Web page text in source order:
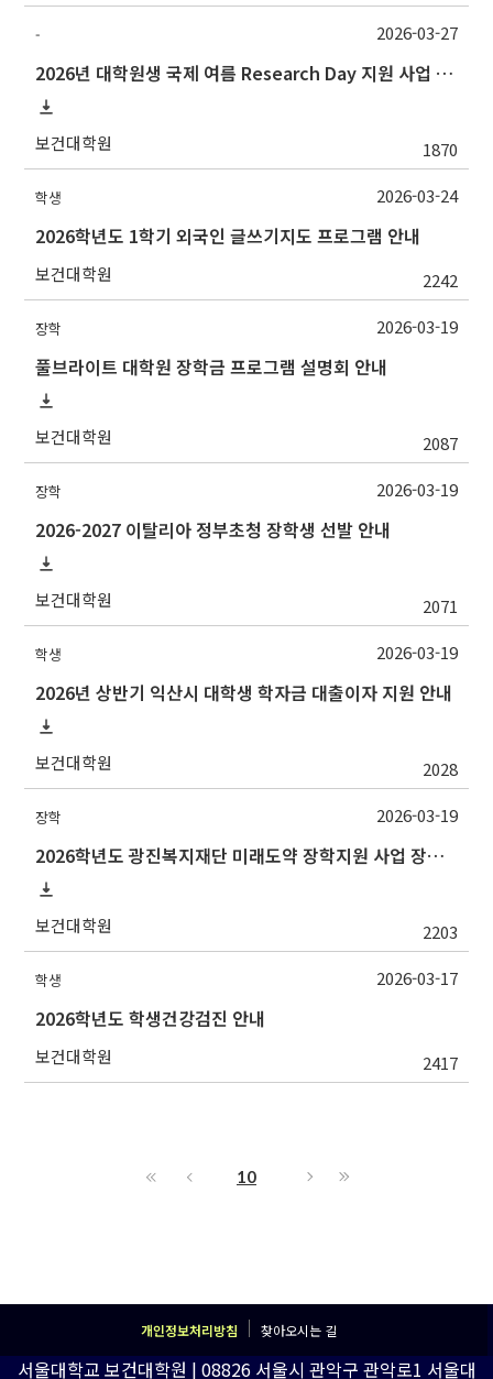
-
2026년 대학원생 국제 여름 Research Day 지원 사업 안내
보건대학원 1870
2026-03-27
학생
2026학년도 1학기 외국인 글쓰기지도 프로그램 안내
보건대학원 2242
2026-03-24
장학
풀브라이트 대학원 장학금 프로그램 설명회 안내
보건대학원 2087
2026-03-19
장학
2026-2027 이탈리아 정부초청 장학생 선발 안내
보건대학원 2071
2026-03-19
학생
2026년 상반기 익산시 대학생 학자금 대출이자 지원 안내
보건대학원 2028
2026-03-19
장학
2026학년도 광진복지재단 미래도약 장학지원 사업 장학금 안내
보건대학원 2203
2026-03-19
학생
2026학년도 학생건강검진 안내
보건대학원 2417
2026-03-17
10
개인정보처리방침 찾아오시는 길
서울대학교 보건대학원 | 08826 서울시 관악구 관악로1 서울대